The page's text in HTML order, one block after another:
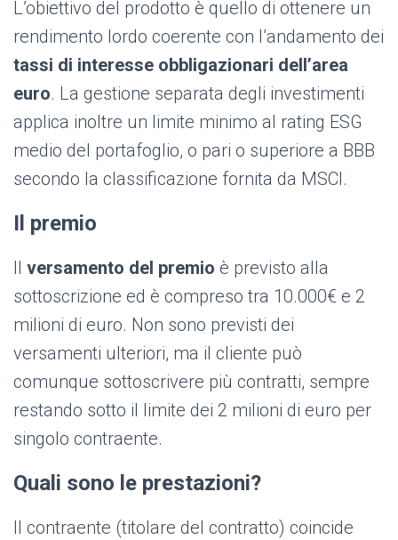
L’obiettivo del prodotto è quello di ottenere un
rendimento lordo coerente con l’andamento dei
tassi di interesse obbligazionari dell’area
euro. La gestione separata degli investimenti
applica inoltre un limite minimo al rating ESG
medio del portafoglio, o pari o superiore a BBB
secondo la classificazione fornita da MSCI.
Il premio
Il versamento del premio è previsto alla
sottoscrizione ed è compreso tra 10.000€ e 2
milioni di euro. Non sono previsti dei
versamenti ulteriori, ma il cliente può
comunque sottoscrivere più contratti, sempre
restando sotto il limite dei 2 milioni di euro per
singolo contraente.
Quali sono le prestazioni?
Il contraente (titolare del contratto) coincide